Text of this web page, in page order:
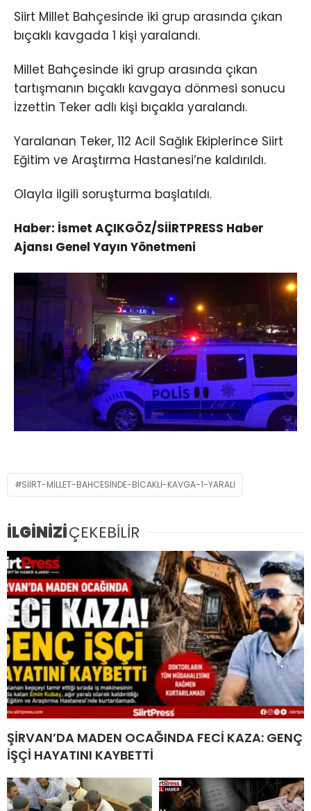
Siirt Millet Bahçesinde iki grup arasında çıkan
bıçaklı kavgada 1 kişi yaralandı.
Millet Bahçesinde iki grup arasında çıkan
tartışmanın bıçaklı kavgaya dönmesi sonucu
İzzettin Teker adlı kişi bıçakla yaralandı.
Yaralanan Teker, 112 Acil Sağlık Ekiplerince Siirt
Eğitim ve Araştırma Hastanesi’ne kaldırıldı.
Olayla ilgili soruşturma başlatıldı.
Haber: İsmet AÇIKGÖZ/SİİRTPRESS Haber
Ajansı Genel Yayın Yönetmeni
SIIRT-MILLET-BAHCESINDE-BICAKLI-KAVGA-1-YARALI
İLGİNİZİÇEKEBİLİR
ŞİRVAN’DA MADEN OCAĞINDA FECİ KAZA: GENÇ
İŞÇİ HAYATINI KAYBETTİ